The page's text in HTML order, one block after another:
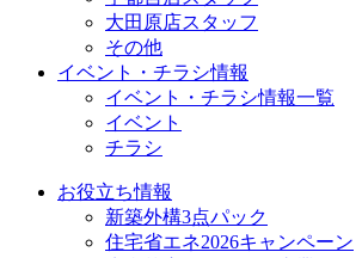
大田原店スタッフ
その他
イベント・チラシ情報
イベント・チラシ情報一覧
イベント
チラシ
お役立ち情報
新築外構3点パック
住宅省エネ2026キャンペーン